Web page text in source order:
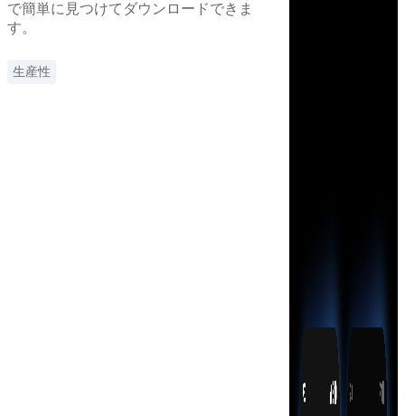
で簡単に見つけてダウンロードできま
す。
生産性